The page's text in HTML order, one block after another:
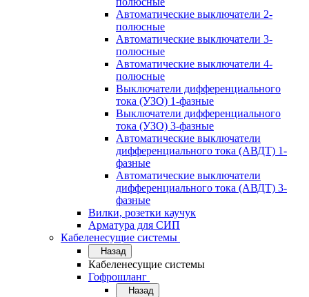
Автоматические выключатели 2-
полюсные
Автоматические выключатели 3-
полюсные
Автоматические выключатели 4-
полюсные
Выключатели дифференциального
тока (УЗО) 1-фазные
Выключатели дифференциального
тока (УЗО) 3-фазные
Автоматические выключатели
дифференциального тока (АВДТ) 1-
фазные
Автоматические выключатели
дифференциального тока (АВДТ) 3-
фазные
Вилки, розетки каучук
Арматура для СИП
Кабеленесущие системы
Назад
Кабеленесущие системы
Гофрошланг
Назад